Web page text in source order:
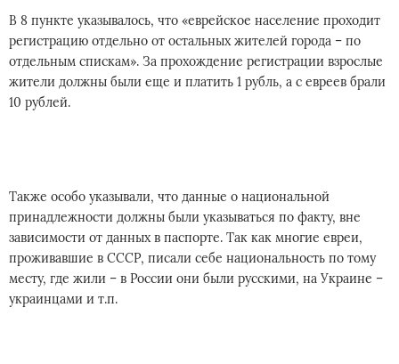
В 8 пункте указывалось, что «еврейское население проходит
регистрацию отдельно от остальных жителей города – по
отдельным спискам». За прохождение регистрации взрослые
жители должны были еще и платить 1 рубль, а с евреев брали
10 рублей.
Также особо указывали, что данные о национальной
принадлежности должны были указываться по факту, вне
зависимости от данных в паспорте. Так как многие евреи,
проживавшие в СССР, писали себе национальность по тому
месту, где жили – в России они были русскими, на Украине –
украинцами и т.п.